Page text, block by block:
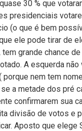
30 % que
presidenciais
(o que é bem
ele pode tirar de
tem grande chance
A esquerda
porque nem tem
a metade dos pré
confirmarem sua
divisão de votos e
Aposto que elege